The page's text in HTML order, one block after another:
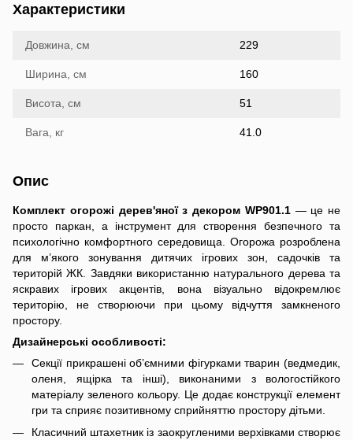
Характеристики
Довжина, см 229
Ширина, см 160
Висота, см 51
Вага, кг 41.0
Опис
Комплект огорожі дерев'яної з декором WP901.1— це не
просто паркан, а інструмент для створення безпечного та
психологічно комфортного середовища. Огорожа розроблена
для м’якого зонування дитячих ігрових зон, садочків та
територій ЖК. Завдяки використанню натурального дерева та
яскравих ігрових акцентів, вона візуально відокремлює
територію, не створюючи при цьому відчуття замкненого
простору.
Дизайнерські особливості:
Секції прикрашені об’ємними фігурками тварин (ведмедик,
оленя, ящірка та інші), виконаними з вологостійкого
матеріалу зеленого кольору. Це додає конструкції елемент
гри та сприяє позитивному сприйняттю простору дітьми.
Класичний штахетник із заокругленими верхівками створює